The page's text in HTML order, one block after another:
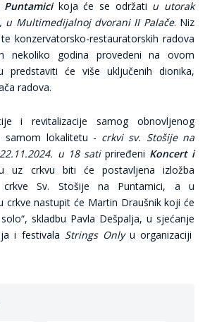
koja će se održati u utorak
u Multimedijalnoj dvorani II Palače. Niz
konzervatorsko-restauratorskih radova
nekoliko godina provedeni na ovom
predstaviti će više uključenih dionika,
radova.
i revitalizacije samog obnovljenog
samom lokalitetu - crkvi sv. Stošije na
u 18 satipriređeni Koncert i
uz crkvu biti će postavljena izložba
crkve Sv. Stošije na Puntamici, a u
nastupit će Martin Draušnik koji će
skladbu Pavla Dešpalja, u sjećanje
i festivala Strings Only u organizaciji